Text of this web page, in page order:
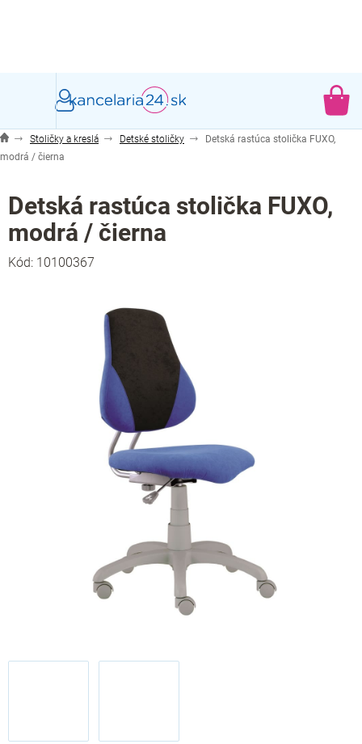
Stoličky a kreslá Detské stoličky
Detská rastúca stolička FUXO,
modrá / čierna
Detská rastúca stolička FUXO,
modrá / čierna
Kód: 10100367